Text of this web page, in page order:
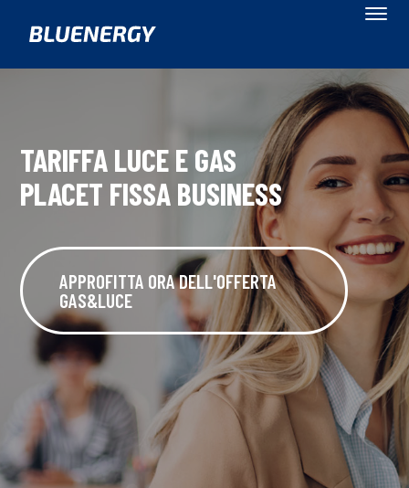
TARIFFA LUCE E GAS
PLACET FISSA BUSINESS
APPROFITTA ORA DELL'OFFERTA
GAS&LUCE